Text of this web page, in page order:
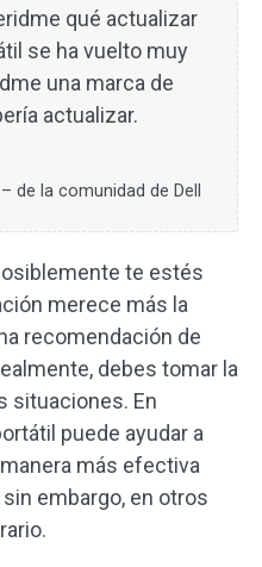
qué actualizar
se ha vuelto muy
una marca de
actualizar.
– de la comunidad de Dell
te estés
merece más la
recomendación de
debes tomar la
situaciones. En
puede ayudar a
más efectiva
embargo, en otros